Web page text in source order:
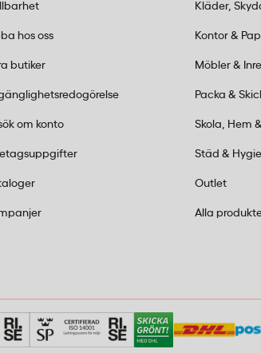
annat kola, choklad,
hos oss
butiker
om konto
Kläder,
Kontor &
Möbler &
Packa &
Skola, Hem
Städ &
Outlet
Alla